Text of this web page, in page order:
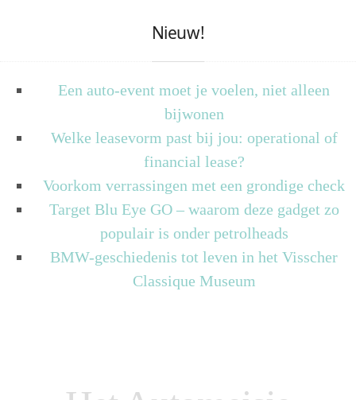
Nieuw!
Een auto-event moet je voelen, niet alleen
bijwonen
Welke leasevorm past bij jou: operational of
financial lease?
Voorkom verrassingen met een grondige check
Target Blu Eye GO – waarom deze gadget zo
populair is onder petrolheads
BMW-geschiedenis tot leven in het Visscher
Classique Museum